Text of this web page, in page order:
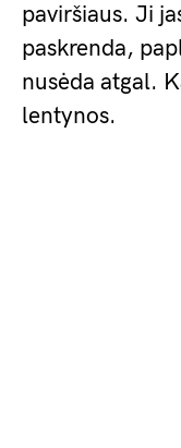
paviršiaus. Ji
paskrenda,
nusėda atgal.
lentynos.